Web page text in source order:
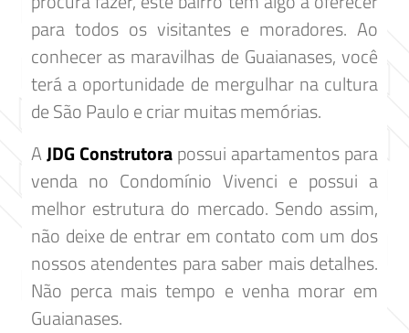
para todos os visitantes e moradores. Ao
conhecer as maravilhas de Guaianases, você
terá a oportunidade de mergulhar na cultura
de São Paulo e criar muitas memórias.
AJDG Construtorapossui apartamentos para
venda no Condomínio Vivenci e possui a
melhor estrutura do mercado. Sendo assim,
não deixe de entrar em contato com um dos
nossos atendentes para saber mais detalhes.
Não perca mais tempo e venha morar em
Guaianases.